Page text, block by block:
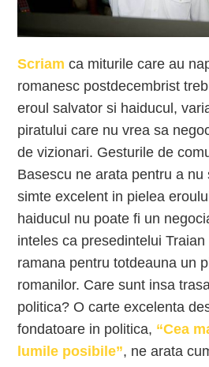
Scriamca miturile care au
romanesc postdecembrist
eroul salvator si haiducul,
piratului care nu vrea sa
de vizionari. Gesturile de
Basescu ne arata pentru a
simte excelent in pielea
haiducul nu poate fi un
inteles ca presedintelui
ramana pentru totdeauna un
romanilor. Care sunt insa
politica? O carte excelenta
fondatoare in politica, “Cea
lumile posibile”, ne arata